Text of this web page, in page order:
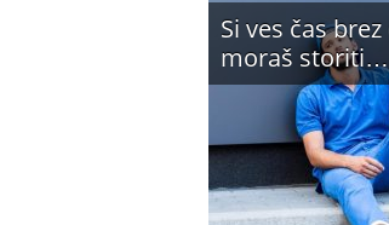
Si ves čas
moraš storiti…